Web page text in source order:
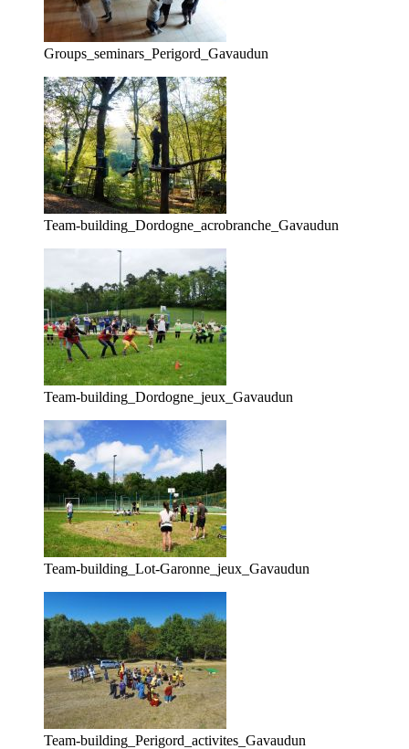
Groups_seminars_Perigord_Gavaudun
Team-building_Dordogne_acrobranche_Gavaudun
Team-building_Dordogne_jeux_Gavaudun
Team-building_Lot-Garonne_jeux_Gavaudun
Team-building_Perigord_activites_Gavaudun